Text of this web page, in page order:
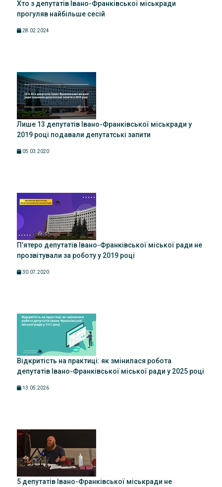
Хто з депутатів Івано-Франківської міськради
прогуляв найбільше сесій
28.02.2024
Лише 13 депутатів Івано-Франківської міськради у
2019 році подавали депутатські запити
05.03.2020
П’ятеро депутатів Івано-Франківської міської ради не
прозвітували за роботу у 2019 році
30.07.2020
Відкритість на практиці: як змінилася робота
депутатів Івано-Франківської міської ради у 2025 році
13.05.2026
5 депутатів Івано-Франківської міськради не